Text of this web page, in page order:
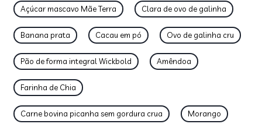
Açúcar mascavo Mãe Terra Clara de ovo de galinha
Banana prata Cacau em pó Ovo de galinha cru
Pão de forma integral Wickbold Amêndoa
Farinha de Chia
Carne bovina picanha sem gordura crua Morango